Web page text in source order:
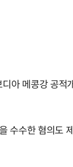
아 메콩강 공적
수수한 혐의도